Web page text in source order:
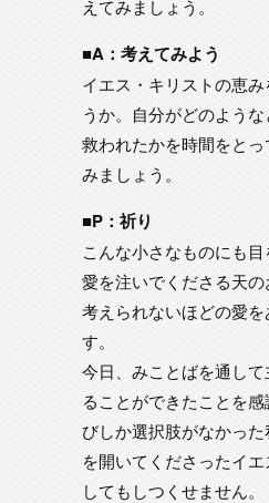
えてみましょう。
■A：考えてみよう
イエス・キリストの恵
うか。自分がどのような
救われたかを時間をと
みましょう。
■P：祈り
こんな小さなものにも
愛を注いでくださる天
考えられないほどの愛
す。
今日、みことばを通し
ることができたことを
びしか選択肢がなかっ
を開いてくださったイ
してもしつくせません。